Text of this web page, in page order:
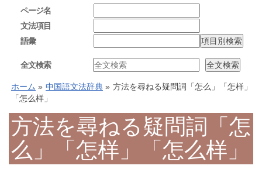
a
t
i
o
ページ名
文法項目
語彙
全文検索
ホーム » 中国語文法辞典 » 方法を尋ねる疑問詞「怎么」「怎样」
「怎么样」
方法を尋ねる疑問詞「怎
么」「怎样」「怎么样」